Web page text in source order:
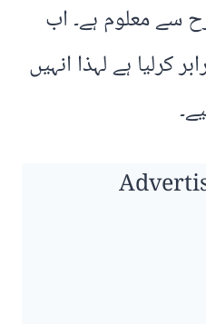
سے معلوم ہے۔ اب
کرلیا ہے لہذا انہیں